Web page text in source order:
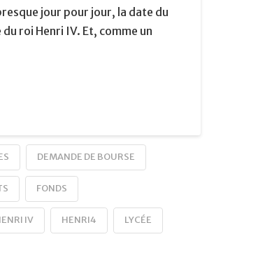
jour pour jour, la date du
roi Henri IV. Et, comme un
DEMANDE DE BOURSE
FONDS
IV HENRI4 LYCÉE